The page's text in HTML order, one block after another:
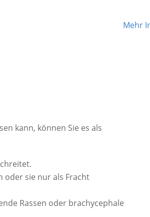
Mehr
kann, können Sie es als
oder sie nur als Fracht
Rassen oder brachycephale